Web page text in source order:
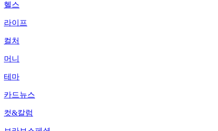
헬스
라이프
컬처
머니
테마
카드뉴스
컷&칼럼